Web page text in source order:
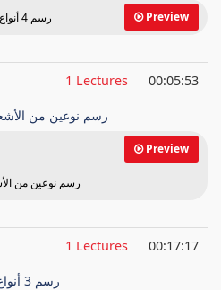
Preview رسم 4 أنواع مختلفة من الأشجار الأمام
1 Lectures 00:05:53
رسم نوعين من
Preview
رسم نوعين من
1 Lectures 00:17:17
رسم 3 أنواع من الأشجار المتنوعة من الأمام